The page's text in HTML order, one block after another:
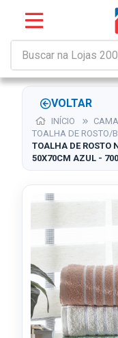
VOLTAR
INÍCIO
TOALHA DE ROSTO/
TOALHA DE ROSTO
50X70CM AZUL -